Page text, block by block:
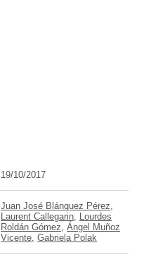
19/10/2017
Juan José Blánquez Pérez
Laurent Callegarin Lourdes
Roldán Gómez Ángel Muñoz
Vicente Gabriela Polak